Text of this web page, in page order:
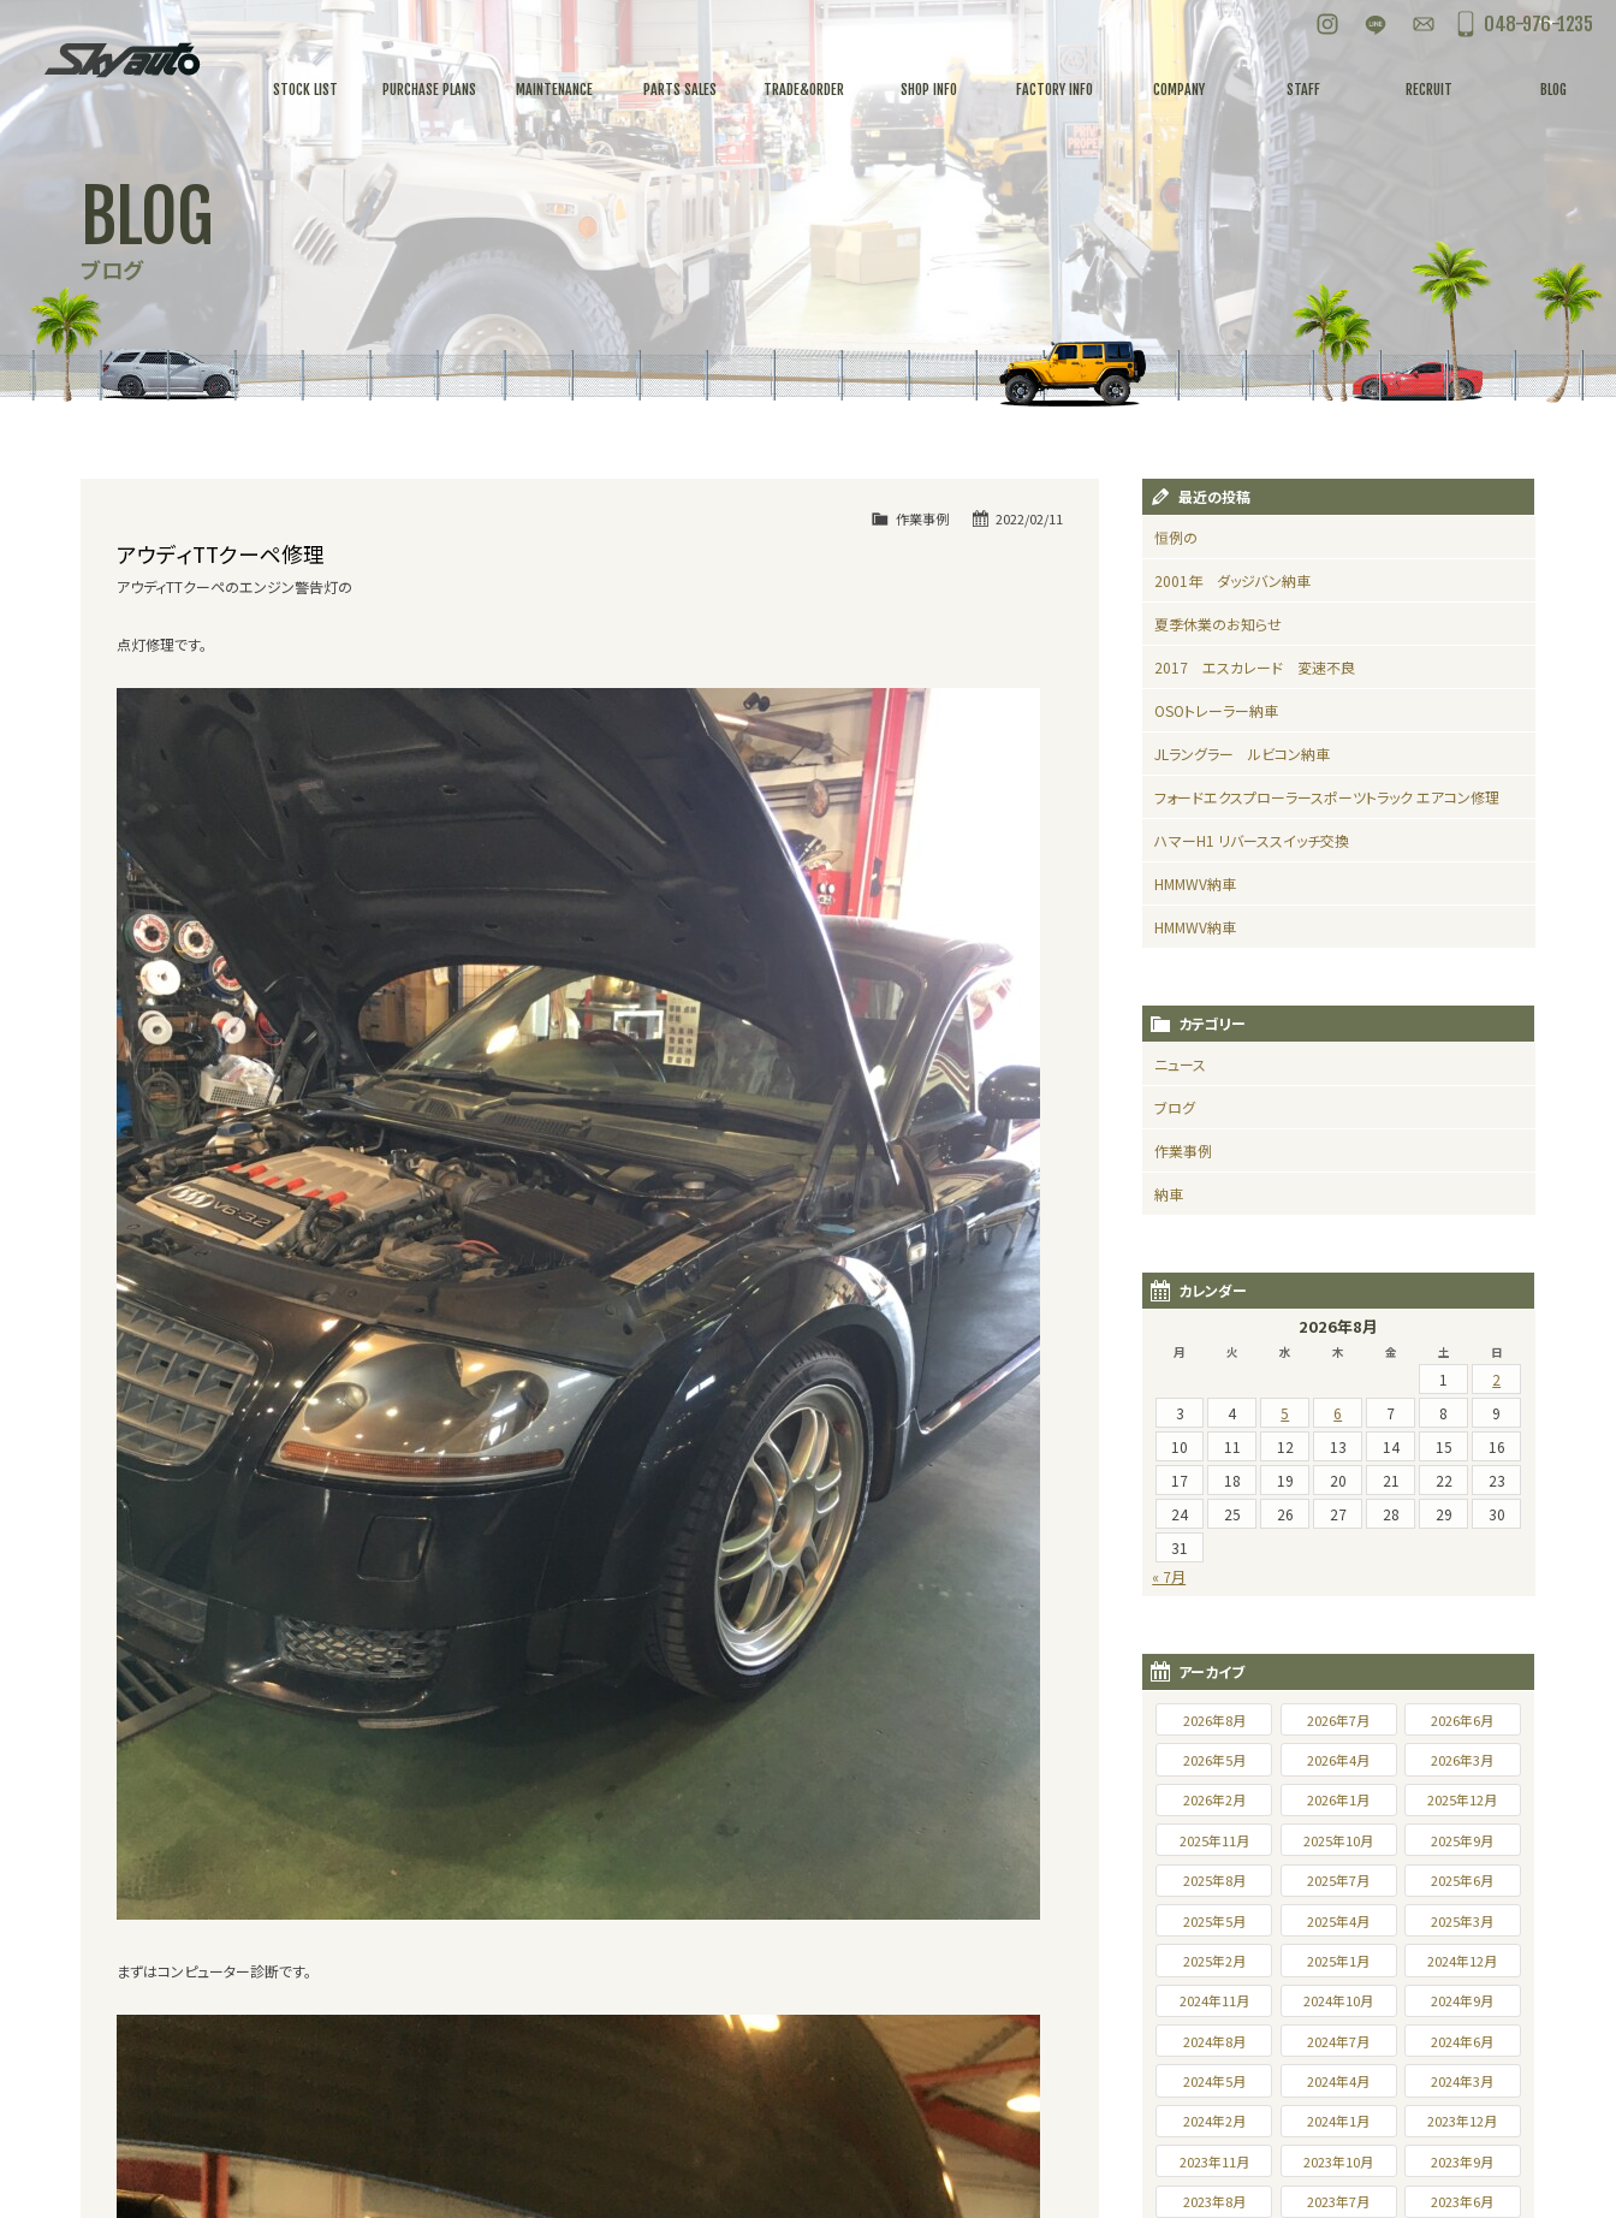
お問い合わせ
048-976-1235
STOCK LIST PURCHASE PLANS MAINTENANCE PARTS SALES TRADE&ORDER SHOP INFO FACTORY INFO COMPANY STAFF RECRUIT BLOG
BLOG
ブログ
2022/02/11
作業事例
アウディTTクーペ修理
アウディTTクーペのエンジン警告灯の
点灯修理です。
まずはコンピューター診断です。
最近の投稿
恒例の
2001年 ダッジバン納車
夏季休業のお知らせ
2017 エスカレード 変速不良
OSOトレーラー納車
JLラングラー ルビコン納車
フォードエクスプローラースポーツトラック エアコン修理
ハマーH1 リバーススイッチ交換
HMMWV納車
HMMWV納車
カテゴリー
ニュース
ブログ
作業事例
納車
カレンダー
2026年8月
月 火 水 木 金 土 日
1
2
3
4 5 6 7 8
9
10
11 12 13 14 15
16
17
18 19 20 21 22
23
24
25 26 27 28 29
30
31
« 7月
アーカイブ
2026年8月 2026年7月 2026年6月
2026年5月 2026年4月 2026年3月
2026年2月 2026年1月 2025年12月
2025年11月 2025年10月 2025年9月
2025年8月 2025年7月 2025年6月
2025年5月 2025年4月 2025年3月
2025年2月 2025年1月 2024年12月
2024年11月 2024年10月 2024年9月
2024年8月 2024年7月 2024年6月
2024年5月 2024年4月 2024年3月
2024年2月 2024年1月 2023年12月
2023年11月 2023年10月 2023年9月
2023年8月 2023年7月 2023年6月